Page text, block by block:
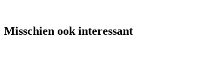
Misschien ook interessant